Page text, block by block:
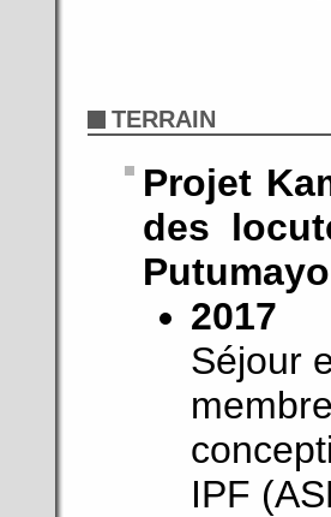
TERRAIN
Projet
des
2017
Séjour
IPF